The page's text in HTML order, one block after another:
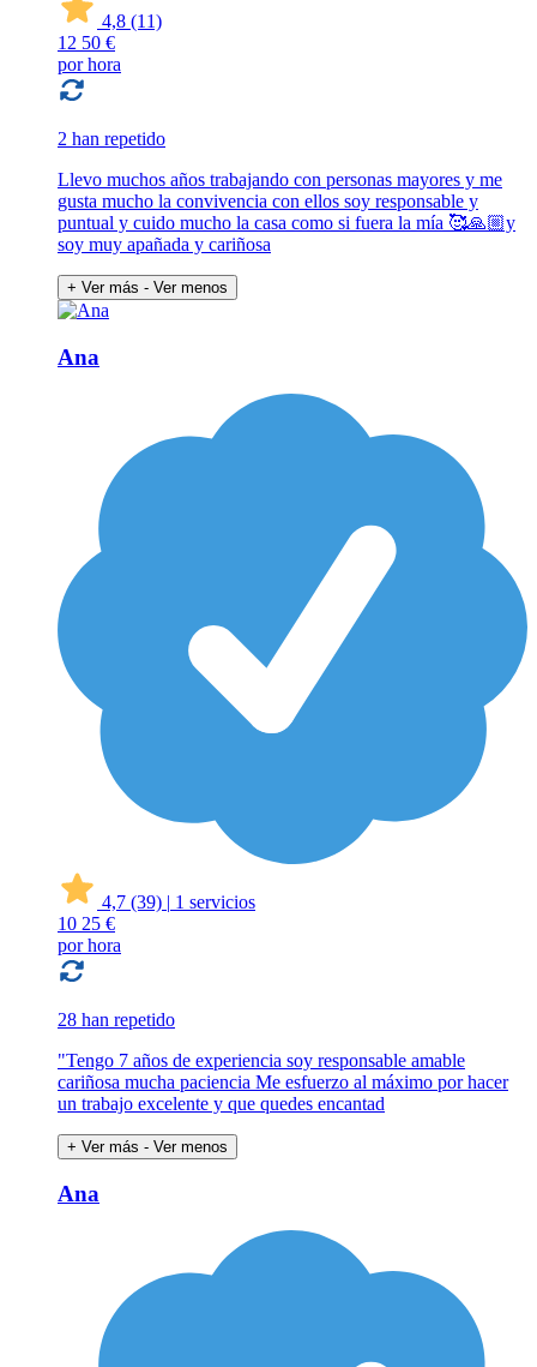
4,8 (11)
12 50 €
por hora
2 han repetido
Llevo muchos años trabajando con personas mayores y me
gusta mucho la convivencia con ellos soy responsable y
puntual y cuido mucho la casa como si fuera la mía 🥰🙏🏼y
soy muy apañada y cariñosa
+ Ver más - Ver menos
Ana
4,7 (39) | 1 servicios
10 25 €
por hora
28 han repetido
"Tengo 7 años de experiencia soy responsable amable
cariñosa mucha paciencia Me esfuerzo al máximo por hacer
un trabajo excelente y que quedes encantad
+ Ver más - Ver menos
Ana